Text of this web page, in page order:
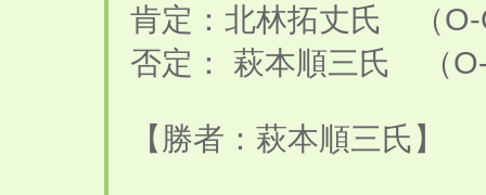
肯定：北林拓丈氏 （O-
否定： 萩本順三氏 （
【勝者：萩本順三氏】